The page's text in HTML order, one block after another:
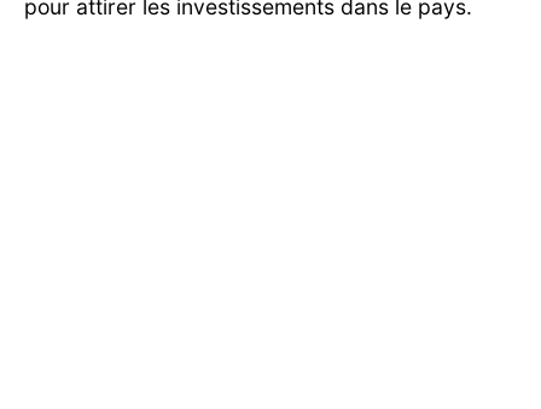
pour attirer les investissements dans le pays.